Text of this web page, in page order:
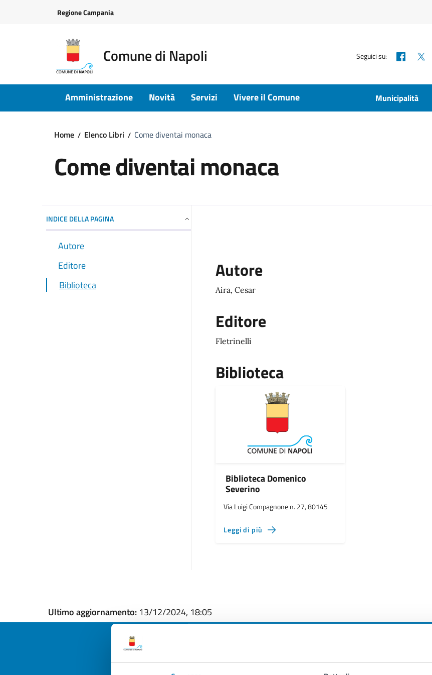
Regione Campania
Comune di Napoli Seguici su:
Amministrazione Novità Servizi Vivere il Comune Municipalità
Home Elenco Libri Come diventai monaca
Come diventai monaca
INDICE DELLA PAGINA
Autore
Editore
Biblioteca
Autore
Aira, Cesar
Editore
Fletrinelli
Biblioteca
Biblioteca Domenico
Severino
Via Luigi Compagnone n. 27, 80145
Leggi di più
Ultimo aggiornamento: 13/12/2024, 18:05